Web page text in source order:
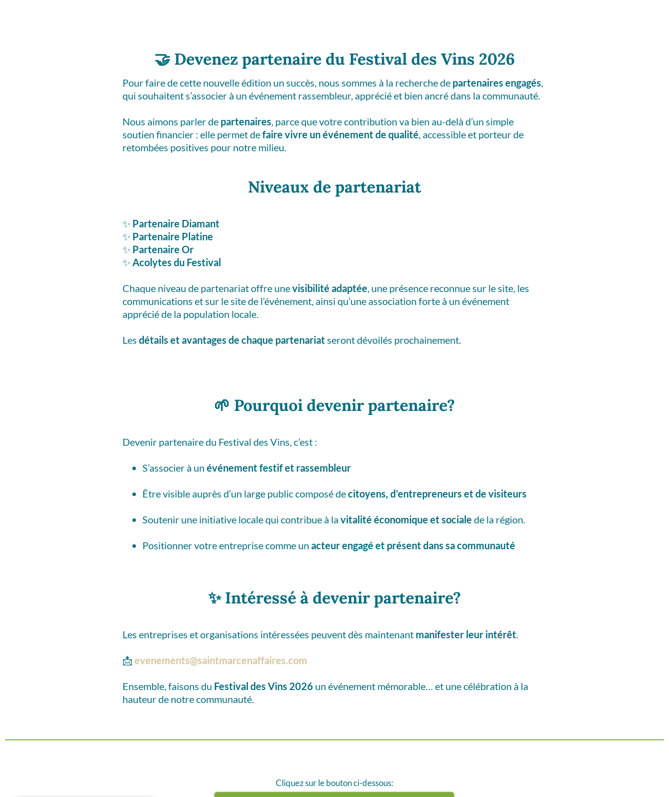
🤝 Devenez partenaire du Festival des Vins 2026
Pour faire de cette nouvelle édition un succès, nous sommes à la recherche de partenaires engagés
qui souhaitent s’associer à un événement rassembleur, apprécié et bien ancré dans la communauté.
Nous aimons parler de partenaires , parce que votre contribution va bien au-delà d’un simple
soutien financier : elle permet defaire vivre un événement de qualité , accessible et porteur de
retombées positives pour notre milieu.
Niveaux de partenariat
✨ Partenaire Diamant
✨ Partenaire Platine
✨ Partenaire Or
✨ Acolytes du Festival
Chaque niveau de partenariat offre unevisibilité adaptée , une présence reconnue sur le site, les
communications et sur le site de l’événement, ainsi qu’une association forte à un événement
apprécié de la population locale.
Les détails et avantages de chaque partenariat seront dévoilés prochainement.
🌱 Pourquoi devenir partenaire?
Devenir partenaire du Festival des Vins, c’est :
S’associer à un événement festif et rassembleur
Être visible auprès d’un large public composé decitoyens, d’entrepreneurs et de visiteurs
Soutenir une initiative locale qui contribue à la vitalité économique et sociale de la région.
Positionner votre entreprise comme un acteur engagé et présent dans sa communauté
✨Intéressé à devenir partenaire?
Les entreprises et organisations intéressées peuvent dès maintenant manifester leur intérêt
📩 evenements@saintmarcenaffaires.com
Ensemble, faisons du Festival des Vins 2026 un événement mémorable… et une célébration à la
hauteur de notre communauté.
Cliquez sur le bouton ci-dessous: